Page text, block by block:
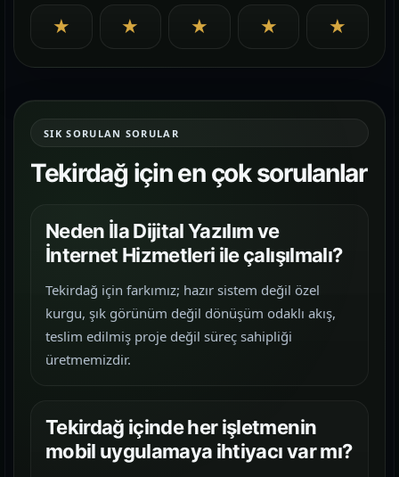
★ ★ ★ ★ ★
SIK SORULAN SORULAR
Tekirdağ için en çok sorulanlar
Neden İla Dijital Yazılım ve
İnternet Hizmetleri ile çalışılmalı?
Tekirdağ için farkımız; hazır sistem değil özel
kurgu, şık görünüm değil dönüşüm odaklı akış,
teslim edilmiş proje değil süreç sahipliği
üretmemizdir.
Tekirdağ içinde her işletmenin
mobil uygulamaya ihtiyacı var mı?